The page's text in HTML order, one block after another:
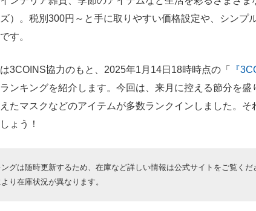
）。税別300円～と手に取りやすい価格設定や、シンプ
す。
3COINS協力のもと、2025年1月14日18時時点の「 『
ンキングを紹介します。今回は、来月に控える節分を
たマスクなどのアイテムが多数ランクインしました。
ょう！
グは随時更新するため、在庫など詳しい情報は公式サイトをご覧くだ
り在庫状況が異なります。